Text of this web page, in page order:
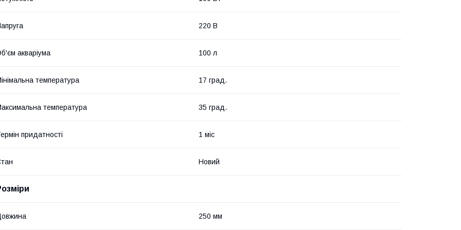
220 В
акваріума 100 л
температура 17 град.
температура 35 град.
придатності 1 міс
Новий
250 мм